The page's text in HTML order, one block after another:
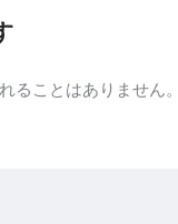
ることはありません